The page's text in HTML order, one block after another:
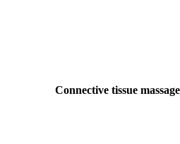
Connective tissue